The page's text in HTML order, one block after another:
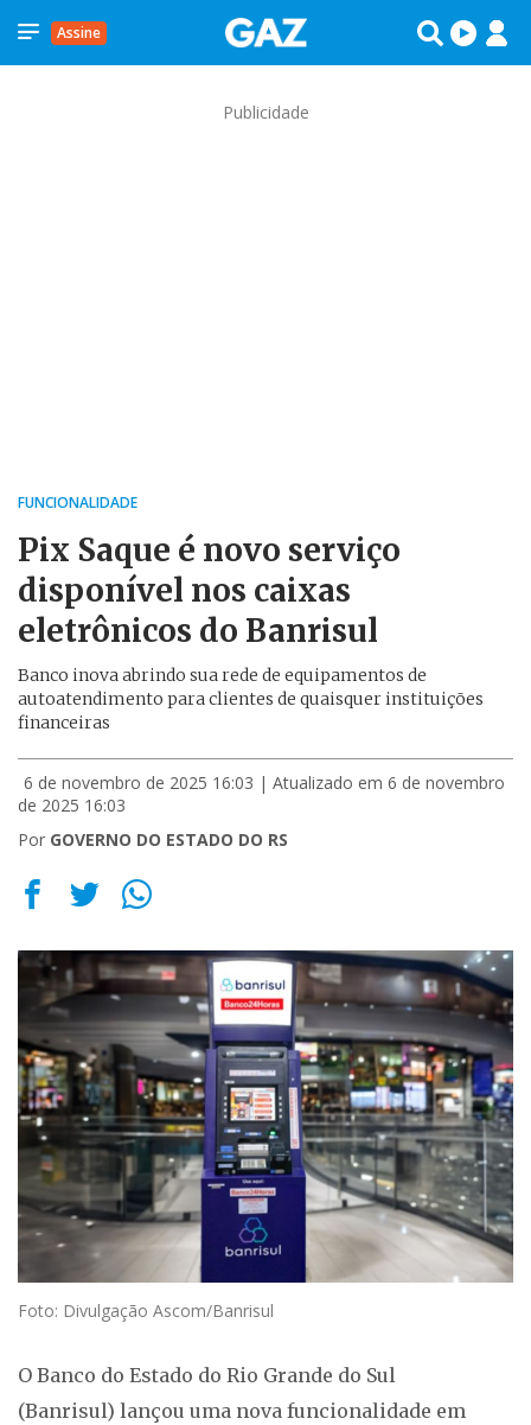
Assine
Publicidade
FUNCIONALIDADE
Pix Saque é novo serviço
disponível nos caixas
eletrônicos do Banrisul
Banco inova abrindo sua rede de equipamentos de
autoatendimento para clientes de quaisquer instituições
financeiras
6 de novembro de 2025 16:03 | Atualizado em 6 de novembro
de 2025 16:03
Por GOVERNO DO ESTADO DO RS
Foto: Divulgação Ascom/Banrisul
O Banco do Estado do Rio Grande do Sul
(Banrisul) lançou uma nova funcionalidade em